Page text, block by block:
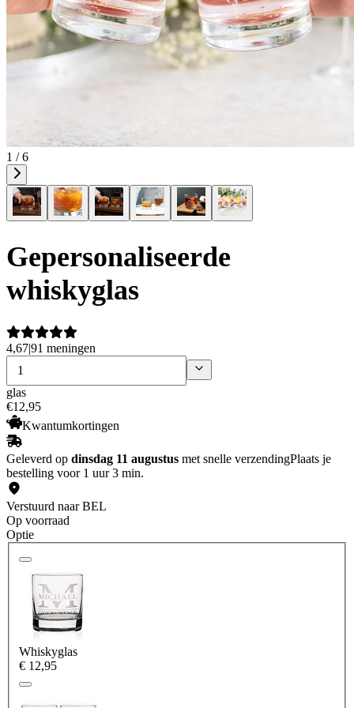
1 / 6
Gepersonaliseerde
whiskyglas
4,67|91 meningen
glas
€12,95
Kwantumkortingen
Geleverd op dinsdag 11 augustus met snelle verzendingPlaats je
bestelling voor 1 uur 3 min.
Verstuurd naar BEL
Op voorraad
Optie
Whiskyglas
€ 12,95